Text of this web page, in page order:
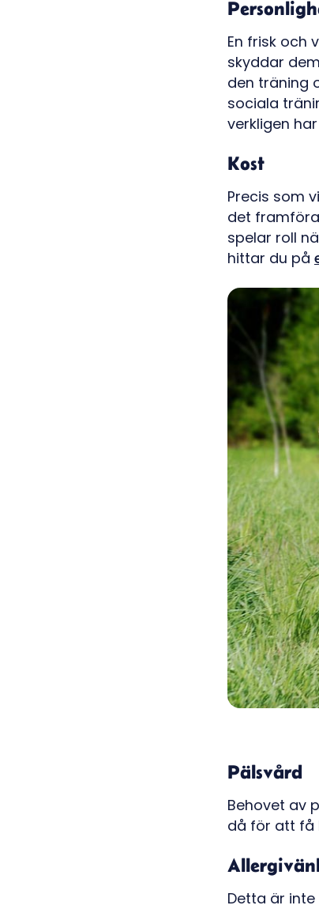
En frisk och
skyddar
den träning
sociala
verkligen
Kost
Precis som
det
spelar roll
hittar du på
Pälsvård
Behovet av
då för att få
Detta är